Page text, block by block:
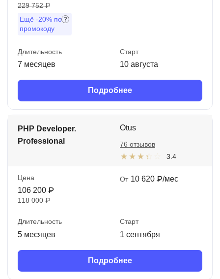
229 752 ₽
Ещё -20% по
промокоду
Длительность
7 месяцев
Старт
10 августа
Подробнее
PHP Developer.
Professional
Otus
3.4
76 отзывов
Цена
106 200 ₽
118 000 ₽
От 10 620 ₽/мес
Длительность
5 месяцев
Старт
1 сентября
Подробнее